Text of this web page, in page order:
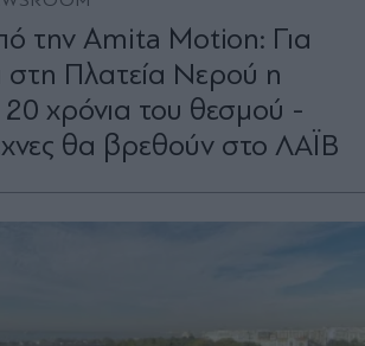
την Amita Motion: Για
Πλατεία Νερού η
20 χρόνια του θεσμού -
θα βρεθούν στο ΛΑΪΒ